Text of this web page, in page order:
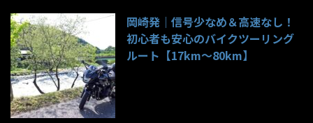
岡崎発｜信号少なめ＆高速なし！
初心者も安心のバイクツーリング
ルート【17km〜80km】